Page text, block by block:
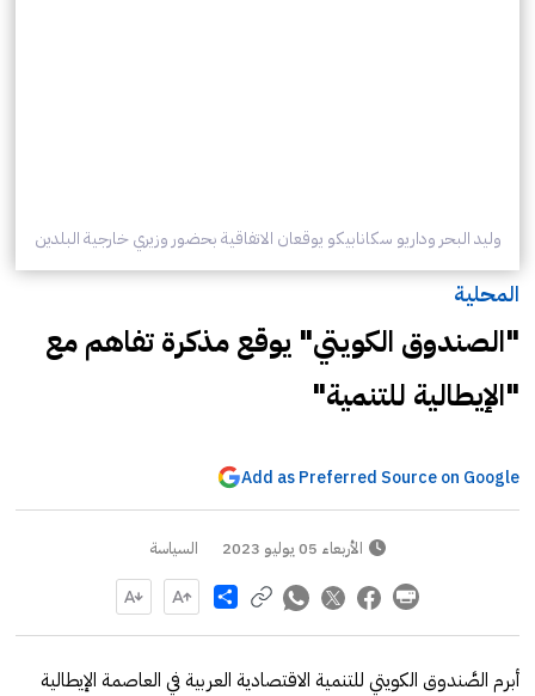
وليد البحر وداريو سكانابيكو يوقعان الاتفاقية بحضور وزيري خارجية البلدين
المحلية
"الصندوق الكويتي" يوقع مذكرة تفاهم مع
"الإيطالية للتنمية"
Add as Preferred Source on Google
الأربعاء 05 يوليو 2023 السياسة
Share
أبرم الصَّندوق الكويتي للتنمية الاقتصادية العربية في العاصمة الإيطالية